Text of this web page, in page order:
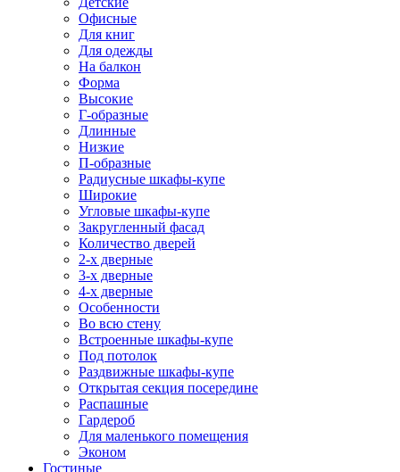
Офисные
Для книг
Для одежды
На балкон
Форма
Высокие
Г-образные
Длинные
Низкие
П-образные
Радиусные шкафы-купе
Широкие
Угловые шкафы-купе
Закругленный фасад
Количество дверей
2-х дверные
3-х дверные
4-х дверные
Особенности
Во всю стену
Встроенные шкафы-купе
Под потолок
Раздвижные шкафы-купе
Открытая секция посередине
Распашные
Гардероб
Для маленького помещения
Эконом
Гостиные